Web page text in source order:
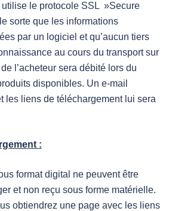
le protocole SSL »Secure
sorte que les informations
par un logiciel et qu’aucun tiers
au cours du transport sur
l’acheteur sera débité lors du
disponibles. Un e-mail
les liens de téléchargement lui sera
:
format digital ne peuvent être
et non reçu sous forme matérielle.
obtiendrez une page avec les liens